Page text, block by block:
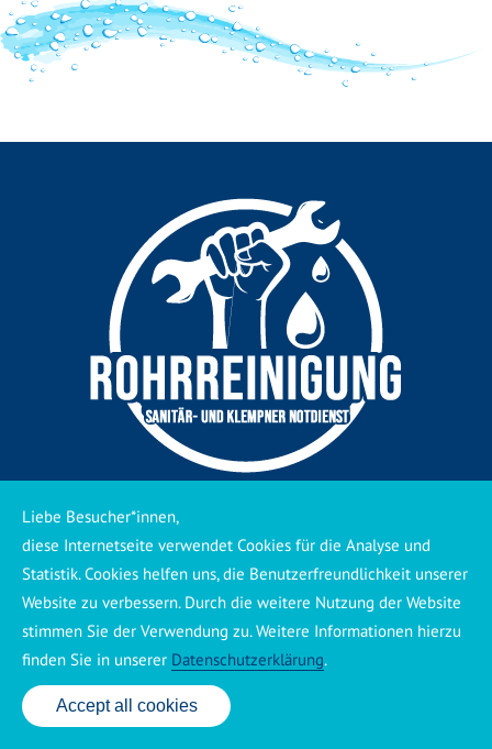
Einsatzgebiete
Rohrreinigung Lüdershagen,Rohrreinigung Bartelshagen II
Lüdershagen,Bartelshagen II,Divitz-Spoldershagen,
Trinwillershagen,Fuhlendorf,Löbnitz,Saal,Pruchten,
Ahrenshagen-Daskow,Barth
24 Std. Service: ✆ 0176 160 517 86
Accept all cookies
Liebe Besucher*innen,
diese Internetseite verwendet Cookies für die Analyse und
Statistik. Cookies helfen uns, die Benutzerfreundlichkeit unserer
Website zu verbessern. Durch die weitere Nutzung der Website
stimmen Sie der Verwendung zu. Weitere Informationen hierzu
finden Sie in unserer Datenschutzerklärung.